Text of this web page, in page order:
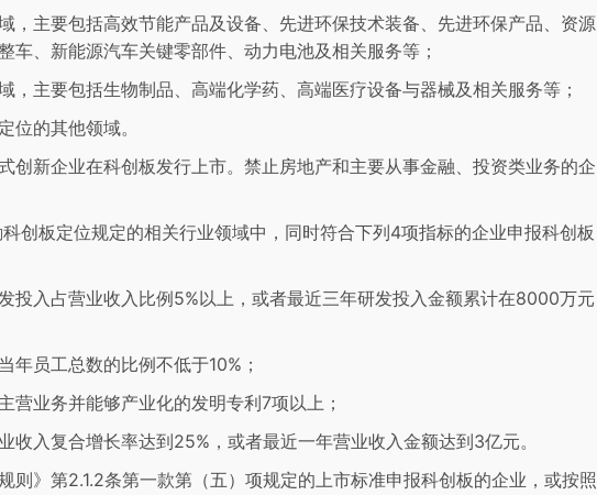
，主要包括高效节能产品及设备、先进环保技术装备、先进环保产品、资源
车、新能源汽车关键零部件、动力电池及相关服务等；
，主要包括生物制品、高端化学药、高端医疗设备与器械及相关服务等；
位的其他领域。
创新企业在科创板发行上市。禁止房地产和主要从事金融、投资类业务的企
创板定位规定的相关行业领域中，同时符合下列4项指标的企业申报科创板
发投入占营业收入比例5%以上，或者最近三年研发投入金额累计在8000万元
年员工总数的比例不低于10%；
营业务并能够产业化的发明专利7项以上；
收入复合增长率达到25%，或者最近一年营业收入金额达到3亿元。
则》第2.1.2条第一款第（五）项规定的上市标准申报科创板的企业，或按照